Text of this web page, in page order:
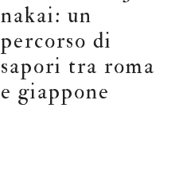
nakai: un
percorso di
sapori tra roma
e giappone